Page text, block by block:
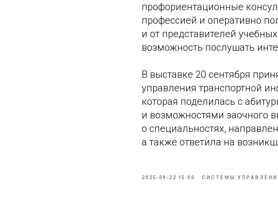
профориентационные
профессией и оперативно
и от представителей
возможность послушать
В выставке 20 сентября
управления транспортной
которая поделилась с
и возможностями заочного
о специальностях,
а также ответила на
2025-09-22 15:00 СИСТЕМЫ